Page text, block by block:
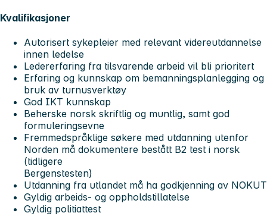
Kvalifikasjoner
Autorisert sykepleier med relevant videreutdannelse
innen ledelse
Ledererfaring fra tilsvarende arbeid vil bli prioritert
Erfaring og kunnskap om bemanningsplanlegging og
bruk av turnusverktøy
God IKT kunnskap
Beherske norsk skriftlig og muntlig, samt god
formuleringsevne
Fremmedspråklige søkere med utdanning utenfor
Norden må dokumentere bestått B2 test i norsk
(tidligere
Bergenstesten)
Utdanning fra utlandet må ha godkjenning av NOKUT
Gyldig arbeids- og oppholdstillatelse
Gyldig politiattest